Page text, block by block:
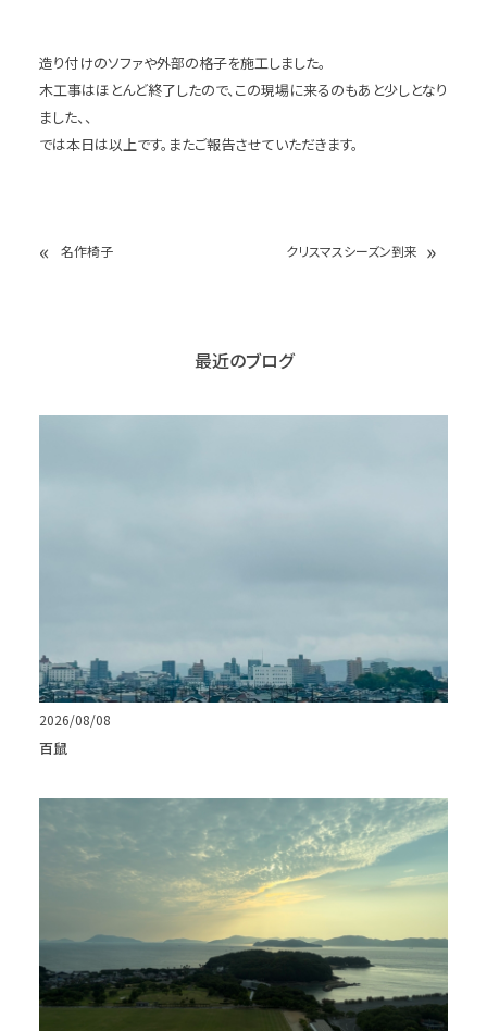
造り付けのソファや外部の格子を施工しました。
木工事はほとんど終了したので、この現場に来るのもあと少しとなり
ました、、
では本日は以上です。またご報告させていただきます。
« 名作椅子 クリスマスシーズン到来 »
最近のブログ
2026/08/08
百鼠